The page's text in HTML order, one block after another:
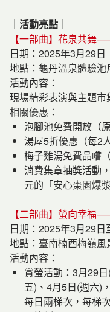
｜活動亮點｜
【一部曲】花泉共舞
日期：2025年3月29日
地點：龜丹溫泉體驗池
活動內容：
現場精彩表演與主題市
相關優惠：
泡腳池免費開放（
湯屋5折優惠（每2
梅子雞湯免費品嚐
消費集章抽獎活動
元的「安心棗園爆
【二部曲】螢向幸福
日期：2025年3月29日
地點：臺南楠西梅嶺
活動內容：
賞螢活動：3月29
五)、4月5日(週六)
每日兩梯次，每梯